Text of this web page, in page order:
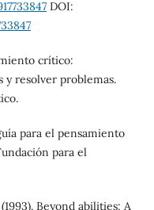
DOI:
crítico:
y resolver problemas.
para el pensamiento
para el
Beyond abilities: A